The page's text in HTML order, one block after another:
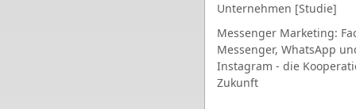
Unternehmen [Studie]
Messenger Marketing:
Messenger, WhatsApp
Instagram - die
Zukunft